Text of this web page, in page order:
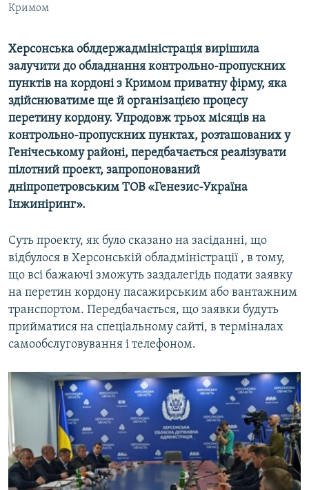
Усі сайти RFE/RL
Кримом
Херсонська облдержадміністрація вирішила
залучити до обладнання контрольно-пропускних
пунктів на кордоні з Кримом приватну фірму, яка
здійснюватиме ще й організацією процесу
перетину кордону. Упродовж трьох місяців на
контрольно-пропускних пунктах, розташованих у
Генічеському районі, передбачається реалізувати
пілотний проект, запропонований
дніпропетровським ТОВ «Генезис-Україна
Інжиніринг».
Суть проекту, як було сказано на засіданні, що
відбулося в Херсонській обладміністрації , в тому,
що всі бажаючі зможуть заздалегідь подати заявку
на перетин кордону пасажирським або вантажним
транспортом. Передбачається, що заявки будуть
прийматися на спеціальному сайті, в терміналах
самообслуговування і телефоном.